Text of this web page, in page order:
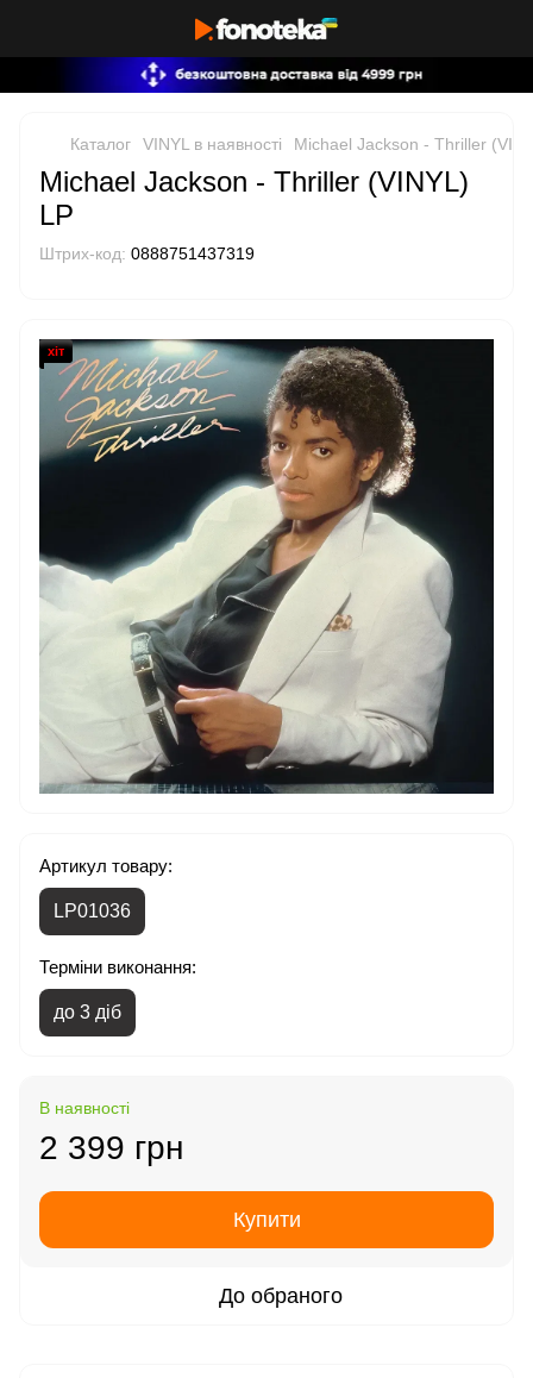
Каталог VINYL в наявності Michael Jackson - Thriller
Michael Jackson - Thriller (VINYL)
LP
Штрих-код: 0888751437319
хіт
Артикул товару:
LP01036
Терміни виконання:
до 3 діб
В наявності
2 399 грн
Купити
До обраного